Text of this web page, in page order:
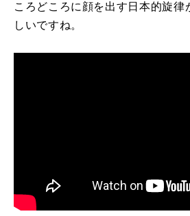
ころどころに顔を出す日本的旋律
しいですね。